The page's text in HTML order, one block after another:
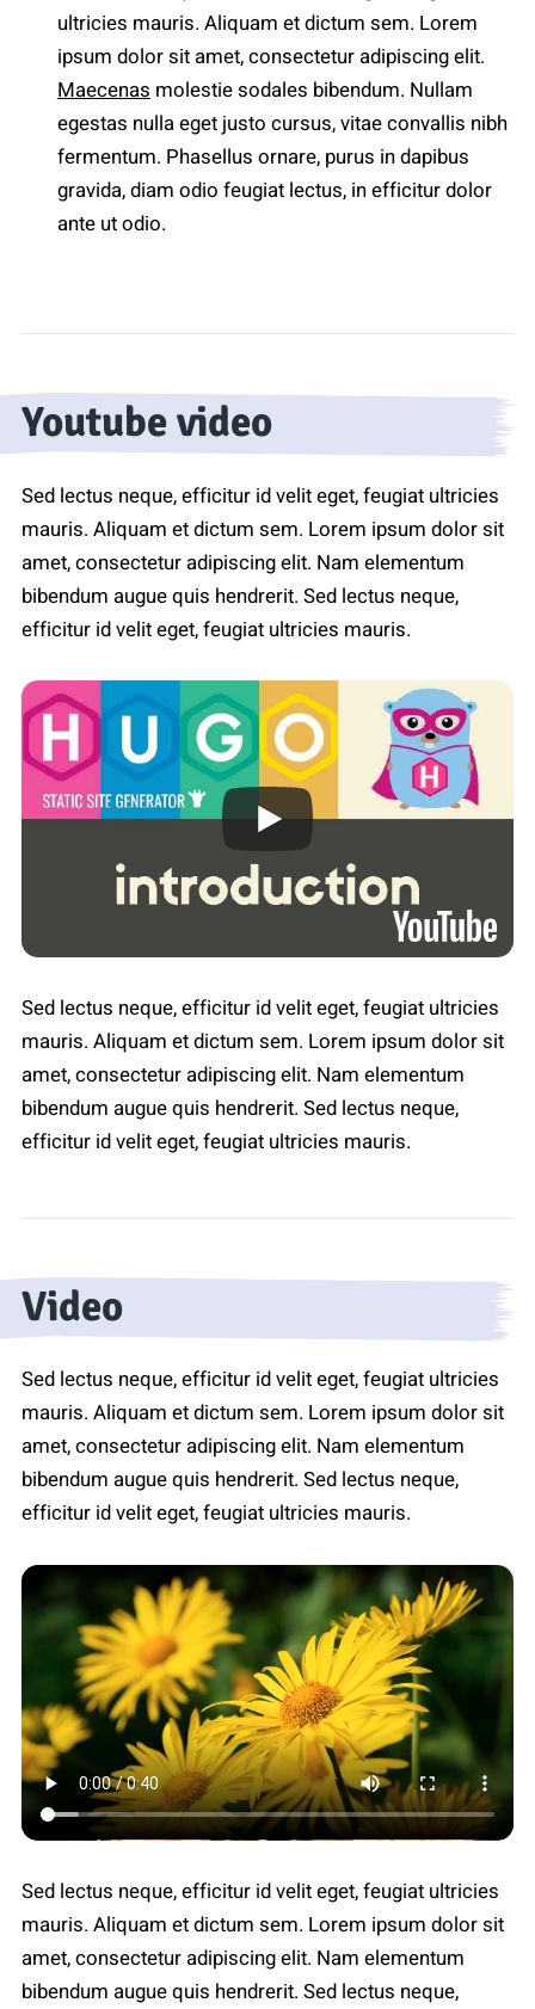
ultricies mauris. Aliquam et dictum sem. Lorem
ipsum dolor sit amet, consectetur adipiscing elit.
Maecenasmolestie sodales bibendum. Nullam
egestas nulla eget justo cursus, vitae convallis nibh
fermentum. Phasellus ornare, purus in dapibus
gravida, diam odio feugiat lectus, in efficitur dolor
ante ut odio.
Youtube video
Sed lectus neque, efficitur id velit eget, feugiat ultricies
mauris. Aliquam et dictum sem. Lorem ipsum dolor sit
amet, consectetur adipiscing elit. Nam elementum
bibendum augue quis hendrerit. Sed lectus neque,
efficitur id velit eget, feugiat ultricies mauris.
Sed lectus neque, efficitur id velit eget, feugiat ultricies
mauris. Aliquam et dictum sem. Lorem ipsum dolor sit
amet, consectetur adipiscing elit. Nam elementum
bibendum augue quis hendrerit. Sed lectus neque,
efficitur id velit eget, feugiat ultricies mauris.
Video
Sed lectus neque, efficitur id velit eget, feugiat ultricies
mauris. Aliquam et dictum sem. Lorem ipsum dolor sit
amet, consectetur adipiscing elit. Nam elementum
bibendum augue quis hendrerit. Sed lectus neque,
efficitur id velit eget, feugiat ultricies mauris.
Sed lectus neque, efficitur id velit eget, feugiat ultricies
mauris. Aliquam et dictum sem. Lorem ipsum dolor sit
amet, consectetur adipiscing elit. Nam elementum
bibendum augue quis hendrerit. Sed lectus neque,